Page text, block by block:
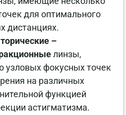
для оптимального
дистанциях.
–
линзы,
фокусных точек
на различных
функцией
астигматизма.